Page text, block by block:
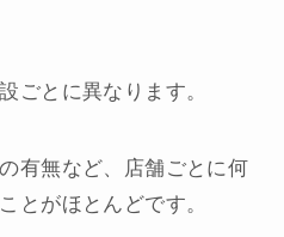
ごとに異なります。
有無など、店舗ごとに何
とがほとんどです。